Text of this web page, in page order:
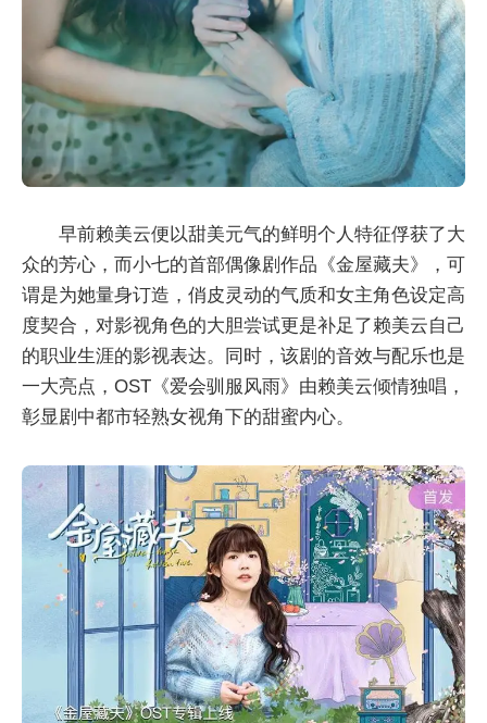
早前赖美云便以甜美元气的鲜明个人特征俘获了大
众的芳心，而小七的首部偶像剧作品《金屋藏夫》，可
谓是为她量身订造，俏皮灵动的气质和女主角色设定高
度契合，对影视角色的大胆尝试更是补足了赖美云自己
的职业生涯的影视表达。同时，该剧的音效与配乐也是
一大亮点，OST《爱会驯服风雨》由赖美云倾情独唱，
彰显剧中都市轻熟女视角下的甜蜜内心。